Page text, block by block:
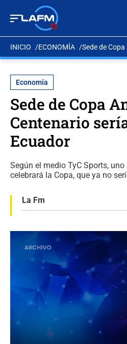
INICIO ECONOMÍA Sede de
Economía
Sede de Copa
Centenario
Ecuador
Según el medio TyC Sports,
celebrará la Copa, que ya no
La Fm